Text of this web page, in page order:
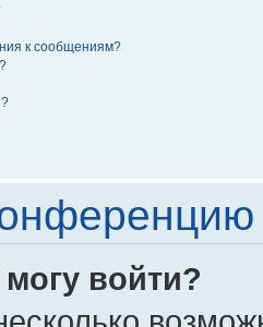
к сообщениям?
войти?